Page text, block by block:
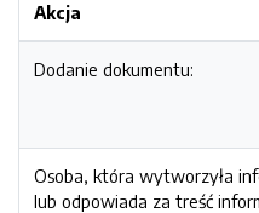
Akcja
Dodanie dokumentu:
Osoba, która wytworzyła
lub odpowiada za treść